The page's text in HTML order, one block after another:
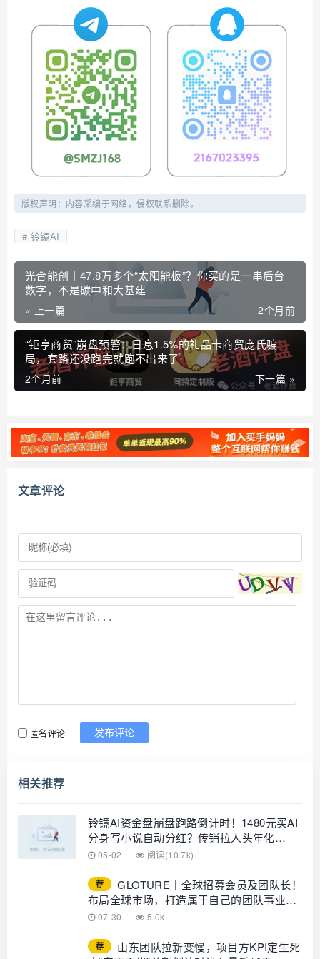
版权声明：内容采编于网络，侵权联系删除。
铃镜AI
光合能创｜47.8万多个“太阳能板”？你买的是一串后台
数字，不是碳中和大基建
« 上一篇 2个月前
“钜亨商贸”崩盘预警：日息1.5%的礼品卡商贸庞氏骗
局，套路还没跑完就跑不出来了
下一篇 »
2个月前
文章评论
匿名评论 发布评论
相关推荐
铃镜AI资金盘崩盘跑路倒计时！1480元买AI
分身写小说自动分红？传销拉人头年化
10000%是跑路丧钟，新化农商银行已成功
05-02 阅读(10.7k)
荐
GLOTURE｜全球招募会员及团队长！
布局全球市场，打造属于自己的团队事业，
想增加收入？想打造团队？加入
07-30 5.0k
荐
山东团队拉新变慢，项目方KPI定生死